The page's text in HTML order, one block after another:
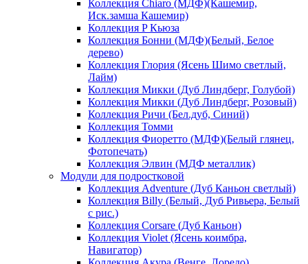
Коллекция Chiaro (МДФ)(Кашемир,
Иск.замша Кашемир)
Коллекция P Кьюза
Коллекция Бонни (МДФ)(Белый, Белое
дерево)
Коллекция Глория (Ясень Шимо светлый,
Лайм)
Коллекция Микки (Дуб Линдберг, Голубой)
Коллекция Микки (Дуб Линдберг, Розовый)
Коллекция Ричи (Бел.дуб, Синий)
Коллекция Томми
Коллекция Фиоретто (МДФ)(Белый глянец,
Фотопечать)
Коллекция Элвин (МДФ металлик)
Модули для подростковой
Коллекция Adventure (Дуб Каньон светлый)
Коллекция Billy (Белый, Дуб Ривьера, Белый
с рис.)
Коллекция Corsare (Дуб Каньон)
Коллекция Violet (Ясень коимбра,
Навигатор)